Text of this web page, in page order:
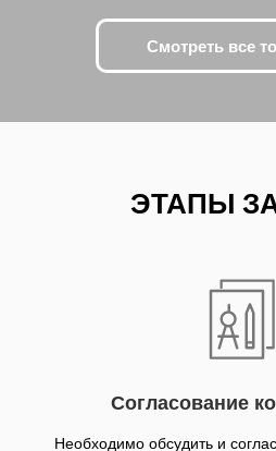
Смотреть все
ЭТАПЫ
Согласование
Необходимо обсудить и